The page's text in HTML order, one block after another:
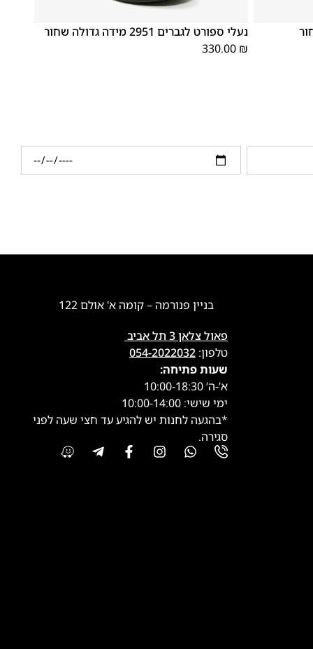
נעלי ספורט לגברים 2951 מידה גדולה שחור
330.00 ₪
בניין פנורמה – קומה א' אולם 122
פאול צלאן 3 תל אביב
טלפון: 054-2022032
שעות פתיחה:
א’-ה’ 10:00-18:30
ימי שישי: 10:00-14:00
*בהגעה לחנות יש להגיע עד חצי שעה לפני
סגירה.